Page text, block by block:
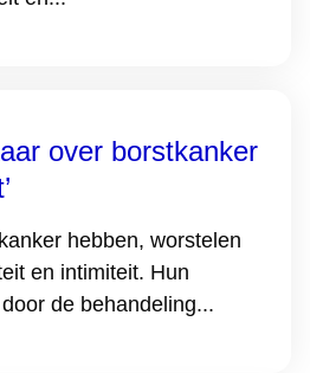
over borstkanker
hebben, worstelen
en intimiteit. Hun
de behandeling...